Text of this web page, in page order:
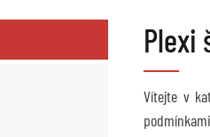
Plexi
Vítejte v